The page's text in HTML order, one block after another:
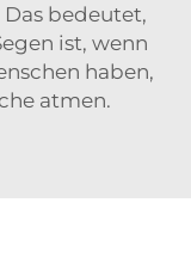
bedeutet,
ist, wenn
haben,
atmen.